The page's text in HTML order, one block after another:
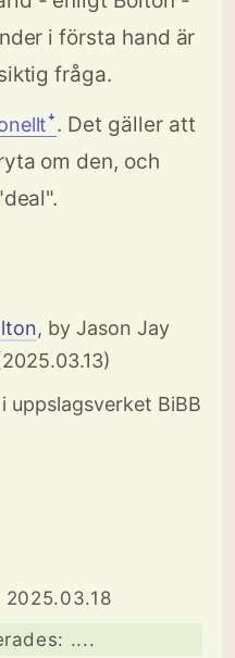
i första hand är
fråga.
. Det gäller att
om den, och
, by Jason Jay
i uppslagsverket BiBB
....